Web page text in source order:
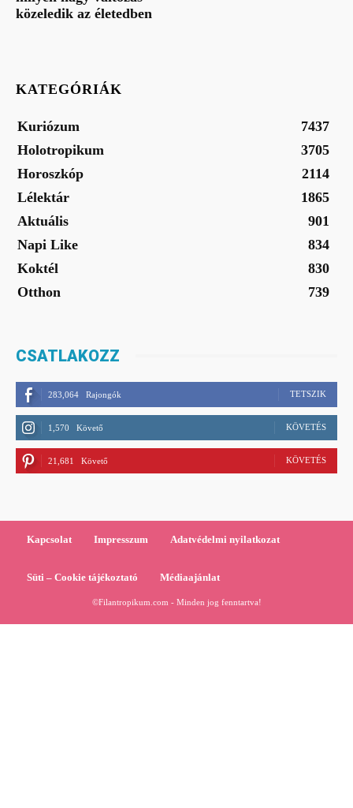
közeledik az életedben
KATEGÓRIÁK
Kuriózum
7437
Holotropikum
3705
Horoszkóp
2114
Lélektár
1865
Aktuális
901
Napi Like
834
Koktél
830
Otthon
739
CSATLAKOZZ
283,064 Rajongók TETSZIK
1,570 Követő KÖVETÉS
21,681 Követő KÖVETÉS
Kapcsolat Impresszum Adatvédelmi nyilatkozat
Süti – Cookie tájékoztató Médiaajánlat
©Filantropikum.com - Minden jog fenntartva!